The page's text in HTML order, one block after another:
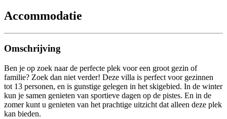
Accommodatie
Omschrijving
Ben je op zoek naar de perfecte plek voor een groot gezin of
familie? Zoek dan niet verder! Deze villa is perfect voor gezinnen
tot 13 personen, en is gunstige gelegen in het skigebied. In de winter
kun je samen genieten van sportieve dagen op de pistes. En in de
zomer kunt u genieten van het prachtige uitzicht dat alleen deze plek
kan bieden.